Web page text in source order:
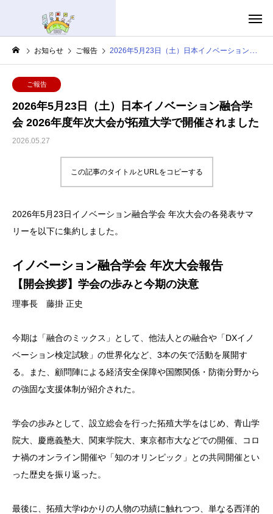
お知らせ ご報告 2026年5月23日（土）日本イノベーション融合学会 2026年度年次大会が拓殖大学で開催されました
ご報告
2026年5月23日（土）日本イノベーション融合学
会 2026年度年次大会が拓殖大学で開催されました
2026.05.27
この記事のタイトルとURLをコピーする
2026年5月23日イノベーション融合学会 年次大会の各発表サマ
リーを以下に集約しました。
イノベーション融合学会 年次大会報告
【開会挨拶】学会の歩みと今期の決意
理事長 藤掛 正史
今期は「融合のミックス」として、他法人との融合や「DXイノ
ベーション検定試験」の世界化など、3本の矢で活動を展開す
る。また、顧問陣による経済安全保障や国際関係・防衛分野から
の強固な支援体制が紹介された。
学会の歩みとして、設立総会を行った拓殖大学をはじめ、青山学
院大、慶應義塾大、関東学院大、東京都市大などでの開催、コロ
ナ禍のオンライン開催や「知のオリンピック」との共同開催とい
った歴史を振り返った。
最後に、拓殖大学ゆかりの人物の功績に触れつつ、単なる西洋的